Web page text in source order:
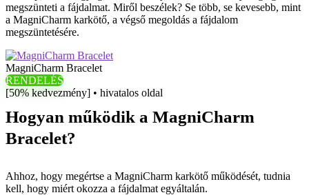
megszünteti a fájdalmat. Miről beszélek? Se több, se kevesebb, mint
a MagniCharm karkötő, a végső megoldás a fájdalom
megszüntetésére.
MagniCharm Bracelet
RENDELÉS
[50% kedvezmény] • hivatalos oldal
Hogyan működik a MagniCharm
Bracelet?
Ahhoz, hogy megértse a MagniCharm karkötő működését, tudnia
kell, hogy miért okozza a fájdalmat egyáltalán.